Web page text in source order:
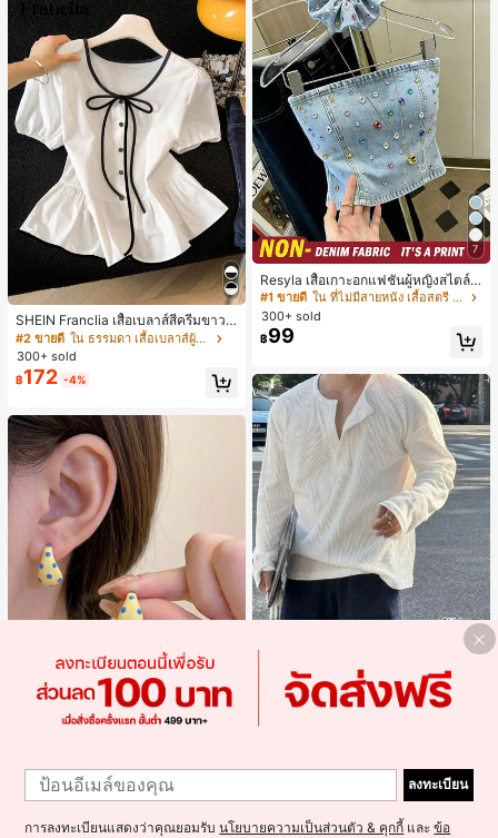
SHEIN Franclia เสื้อเบลาส์สีครีมขาวนุ่
มนวล เอวรูด, แต่งขอบตัดกัน + โบว์ผูก,
แขนพอง จับคู่กับกระโปรงชายระบาย,
ลดอายุและดูดี, นุ่มและเก๋ไก๋สำหรับใส่ทุ
กวัน
#2 ขายดี
ใน ธรรมดา เสื้อเบลาส์ผู้หญิง
300+ sold
฿172 -4%
ต่างหูโลหะรูปตัว C 1 คู่ เคลือบหยดสีเห
ลือง ลายจุดสีน้ำเงิน สไตล์ยุโรปและอเม
ริกัน แฟชั่นส่วนตัว หวานและสง่างาม
สำหรับผู้หญิงและเด็กหญิง สำหรับการเ
ดินทาง งานแต่งงาน ปาร์ตี้ วันเกิด ของ
ลูกค้ากลับมาซื้อซ้ำ!
เกือบหมดแล้ว!
#1 ขายดี ใน โบโฮ ต่างหูผู้หญิง
เกือบหมดแล้ว!
#1 ขายดี ใน โบโฮ ต่างหูผู้หญิง
เกือบหมดแล้ว!
#1 ขายดี ใน โบโฮ ต่างหูผู้หญิง
300+ sold
35 -10% 3 วันสุดท้าย
7
Resyla เสื้อเกาะอกแฟชั่นผู้หญิงสไตล์ซั
มเมอร์อเนกประสงค์ลายเดนิม แนะนำ
สำหรับงานหนัก ขายดี ตกแต่งเพชรสีสั
นสดใสพิมพ์ลาย เหมาะสำหรับใส่ประ
จำวัน
#1 ขายดี
ใน ที่ไม่มีสายหนัง เสื้อสตรี เสื้อเบลาส์ & Tee
300+ sold
฿99
Resyla Men เสื้อยืดแขนยาวกระดุมผ่า
1
ลงทะเบียน
การลงทะเบียนแสดงว่าคุณยอมรับนโยบายความเป็นส่วนตัว & คุกกี้ และข้อ